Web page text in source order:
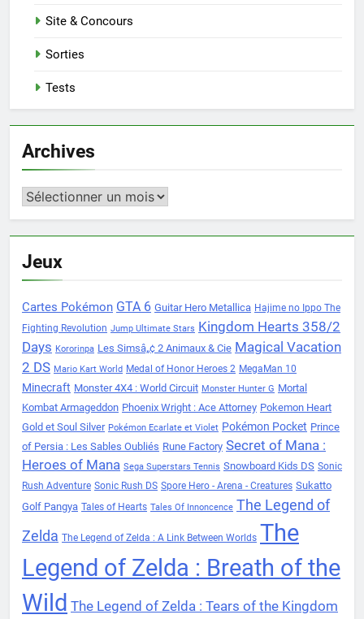
Site & Concours
Sorties
Tests
Archives
Archives
Jeux
Cartes Pokémon GTA 6 Guitar Hero Metallica Hajime no Ippo The
Fighting Revolution Jump Ultimate Stars Kingdom Hearts 358/2
Days Kororinpa Les Simsâ„¢ 2 Animaux & Cie Magical Vacation
2 DS Mario Kart World Medal of Honor Heroes 2 MegaMan 10
Minecraft Monster 4X4 : World Circuit Monster Hunter G Mortal
Kombat Armageddon Phoenix Wright : Ace Attorney Pokemon Heart
Gold et Soul Silver Pokémon Ecarlate et Violet Pokémon Pocket Prince
of Persia : Les Sables Oubliés Rune Factory Secret of Mana :
Heroes of Mana Sega Superstars Tennis Snowboard Kids DS Sonic
Rush Adventure Sonic Rush DS Spore Hero - Arena - Creatures Sukatto
Golf Pangya Tales of Hearts Tales Of Innoncence The Legend of
Zelda The Legend of Zelda : A Link Between Worlds The
Legend of Zelda : Breath of the
Wild The Legend of Zelda : Tears of the Kingdom